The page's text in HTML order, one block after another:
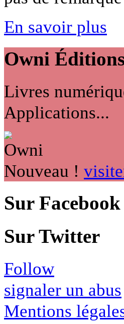
En savoir plus
Owni
Livres
Applications...
Nouveau !
Sur Facebook
Sur Twitter
Follow
signaler un abus
Mentions